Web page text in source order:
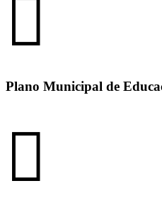
Plano Municipal de